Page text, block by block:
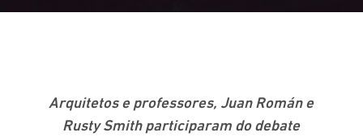
Arquitetos e professores, Juan Román e
Rusty Smith participaram do debate